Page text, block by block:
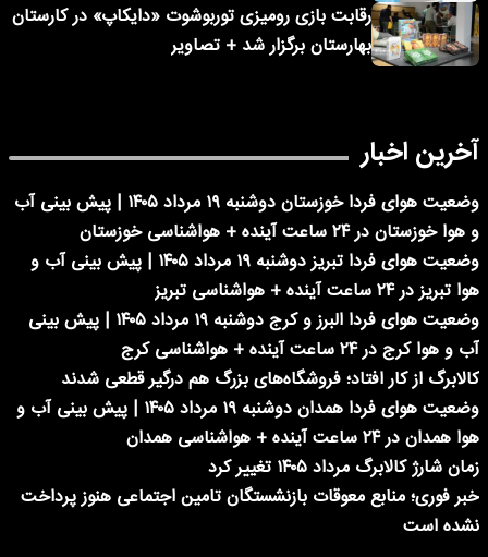
رقابت بازی رومیزی توربوشوت «دایکاپ» در کارستان
بهارستان برگزار شد + تصاویر
آخرین اخبار
وضعیت هوای فردا خوزستان دوشنبه ۱۹ مرداد ۱۴۰۵ | پیش بینی آب
و هوا خوزستان در ۲۴ ساعت آینده + هواشناسی خوزستان
وضعیت هوای فردا تبریز دوشنبه ۱۹ مرداد ۱۴۰۵ | پیش بینی آب و
هوا تبریز در ۲۴ ساعت آینده + هواشناسی تبریز
وضعیت هوای فردا البرز و کرج دوشنبه ۱۹ مرداد ۱۴۰۵ | پیش بینی
آب و هوا کرج در ۲۴ ساعت آینده + هواشناسی کرج
کالابرگ از کار افتاد؛ فروشگاه‌های بزرگ هم درگیر قطعی شدند
وضعیت هوای فردا همدان دوشنبه ۱۹ مرداد ۱۴۰۵ | پیش بینی آب و
هوا همدان در ۲۴ ساعت آینده + هواشناسی همدان
زمان شارژ کالابرگ مرداد ۱۴۰۵ تغییر کرد
خبر فوری؛ منابع معوقات بازنشستگان تامین اجتماعی هنوز پرداخت
نشده است